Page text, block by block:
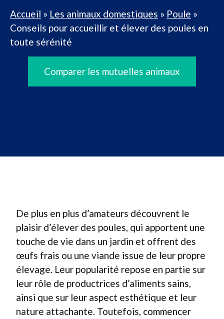
Accueil » Les animaux domestiques » Poule »
Conseils pour accueillir et élever des poules en
toute sérénité
Comparer les mutuelles animaux
De plus en plus d’amateurs découvrent le
plaisir d’élever des poules, qui apportent une
touche de vie dans un jardin et offrent des
œufs frais ou une viande issue de leur propre
élevage. Leur popularité repose en partie sur
leur rôle de productrices d’aliments sains,
ainsi que sur leur aspect esthétique et leur
nature attachante. Toutefois, commencer